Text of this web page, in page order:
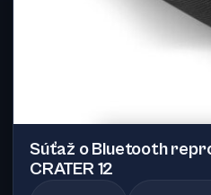
Súťaž o Bluetooth
CRATER 12